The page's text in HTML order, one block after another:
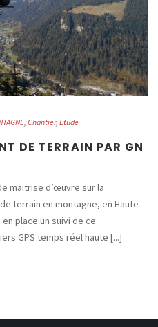
, Chantier, Etude
DE TERRAIN PAR GN
maitrise d’œuvre sur la
terrain en montagne, en Haute
place un suivi de ce
GPS temps réel haute [...]